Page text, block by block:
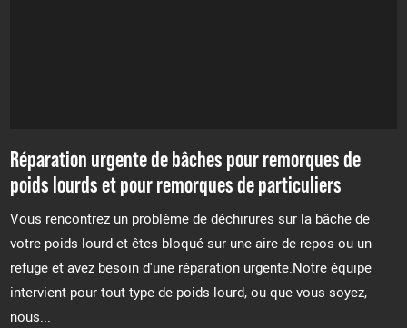
Réparation urgente de bâches pour remorques de
poids lourds et pour remorques de particuliers
Vous rencontrez un problème de déchirures sur la bâche de
votre poids lourd et êtes bloqué sur une aire de repos ou un
refuge et avez besoin d'une réparation urgente.Notre équipe
intervient pour tout type de poids lourd, ou que vous soyez,
nous...